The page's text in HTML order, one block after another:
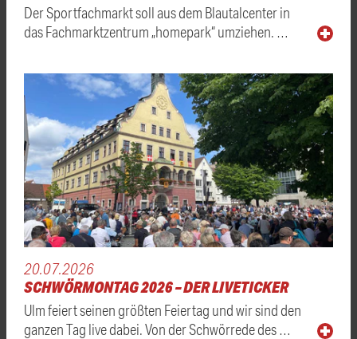
Der Sportfachmarkt soll aus dem Blautalcenter in
das Fachmarktzentrum „homepark“ umziehen. …
20.07.2026
SCHWÖRMONTAG 2026 – DER LIVETICKER
Ulm feiert seinen größten Feiertag und wir sind den
ganzen Tag live dabei. Von der Schwörrede des …